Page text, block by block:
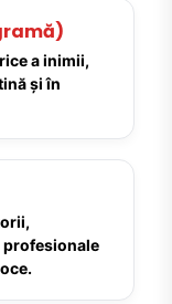
a inimii,
și în
profesionale